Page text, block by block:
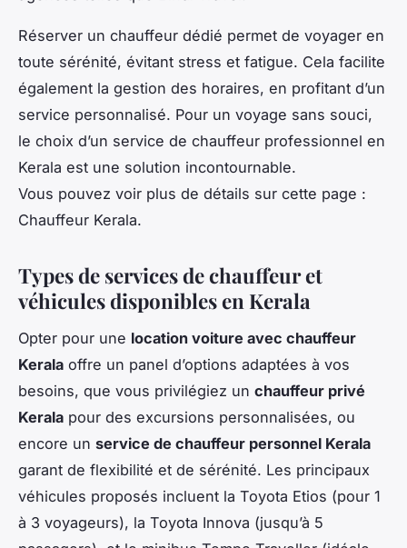
Réserver un chauffeur dédié permet de voyager en
toute sérénité, évitant stress et fatigue. Cela facilite
également la gestion des horaires, en profitant d’un
service personnalisé. Pour un voyage sans souci,
le choix d’un service de chauffeur professionnel en
Kerala est une solution incontournable.
Vous pouvez voir plus de détails sur cette page :
Chauffeur Kerala.
Types de services de chauffeur et
véhicules disponibles en Kerala
Opter pour une location voiture avec chauffeur
Kerala offre un panel d’options adaptées à vos
besoins, que vous privilégiez un chauffeur privé
Kerala pour des excursions personnalisées, ou
encore un service de chauffeur personnel Kerala
garant de flexibilité et de sérénité. Les principaux
véhicules proposés incluent la Toyota Etios (pour 1
à 3 voyageurs), la Toyota Innova (jusqu’à 5